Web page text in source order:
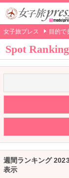
女子旅プレス 目的で
Spot Ranking
週間ランキング
表示